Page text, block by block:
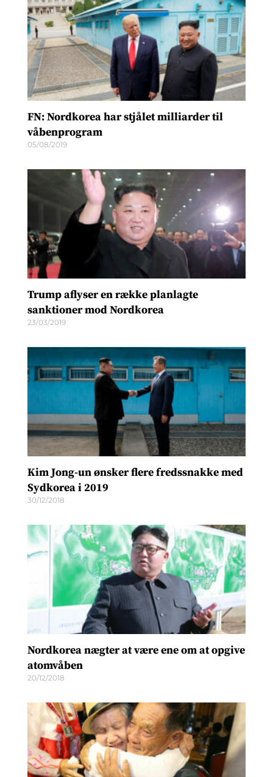
FN: Nordkorea har stjålet milliarder til
våbenprogram
05/08/2019
Trump aflyser en række planlagte
sanktioner mod Nordkorea
23/03/2019
Kim Jong-un ønsker flere fredssnakke med
Sydkorea i 2019
30/12/2018
Nordkorea nægter at være ene om at opgive
atomvåben
20/12/2018